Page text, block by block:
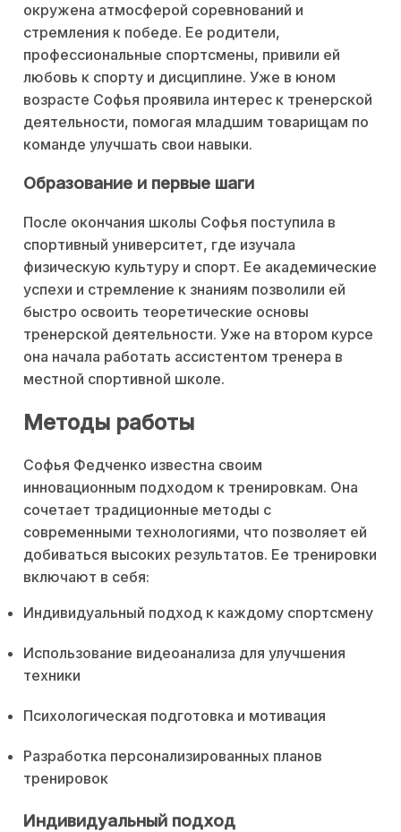
окружена атмосферой соревнований и
стремления к победе. Ее родители,
профессиональные спортсмены, привили ей
любовь к спорту и дисциплине. Уже в юном
возрасте Софья проявила интерес к тренерской
деятельности, помогая младшим товарищам по
команде улучшать свои навыки.
Образование и первые шаги
После окончания школы Софья поступила в
спортивный университет, где изучала
физическую культуру и спорт. Ее академические
успехи и стремление к знаниям позволили ей
быстро освоить теоретические основы
тренерской деятельности. Уже на втором курсе
она начала работать ассистентом тренера в
местной спортивной школе.
Методы работы
Софья Федченко известна своим
инновационным подходом к тренировкам. Она
сочетает традиционные методы с
современными технологиями, что позволяет ей
добиваться высоких результатов. Ее тренировки
включают в себя:
Индивидуальный подход к каждому спортсмену
Использование видеоанализа для улучшения
техники
Психологическая подготовка и мотивация
Разработка персонализированных планов
тренировок
Индивидуальный подход